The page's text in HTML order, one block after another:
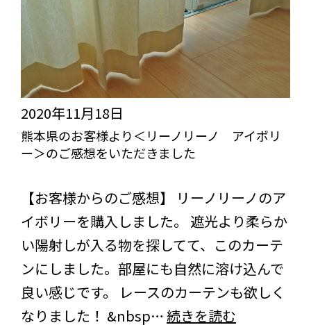
様
ッ
ル
ク
＞
＜
レ
2020年11月18日
熊本県のお客様より＜リーノリーノ アイボリ
ー＞のご感想をいただきました
【お客様からのご感想】 リーノリーノのア
イボリーを購入しました。 遮光より柔らか
い陽射しが入る物を探してて、このカーテ
ンにしました。部屋にも自然に溶け込んで
良い感じです。 レースのカーテンも欲しく
なりました！ &nbsp…続きを読む